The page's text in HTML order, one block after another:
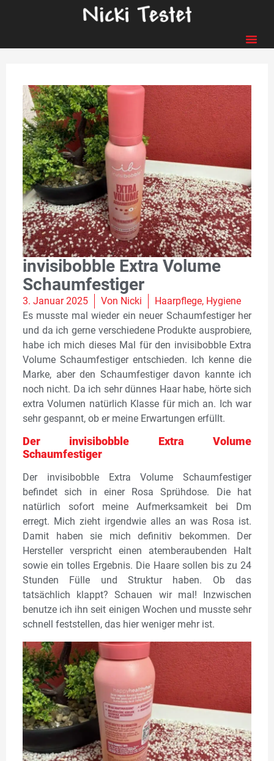
invisibobble Extra Volume
Schaumfestiger
3. Januar 2025 Von Nicki Haarpflege, Hygiene
Es musste mal wieder ein neuer Schaumfestiger her
und da ich gerne verschiedene Produkte ausprobiere,
habe ich mich dieses Mal für den invisibobble Extra
Volume Schaumfestiger entschieden. Ich kenne die
Marke, aber den Schaumfestiger davon kannte ich
noch nicht. Da ich sehr dünnes Haar habe, hörte sich
extra Volumen natürlich Klasse für mich an. Ich war
sehr gespannt, ob er meine Erwartungen erfüllt.
Der invisibobble Extra Volume
Schaumfestiger
Der invisibobble Extra Volume Schaumfestiger
befindet sich in einer Rosa Sprühdose. Die hat
natürlich sofort meine Aufmerksamkeit bei Dm
erregt. Mich zieht irgendwie alles an was Rosa ist.
Damit haben sie mich definitiv bekommen. Der
Hersteller verspricht einen atemberaubenden Halt
sowie ein tolles Ergebnis. Die Haare sollen bis zu 24
Stunden Fülle und Struktur haben. Ob das
tatsächlich klappt? Schauen wir mal! Inzwischen
benutze ich ihn seit einigen Wochen und musste sehr
schnell feststellen, das hier weniger mehr ist.